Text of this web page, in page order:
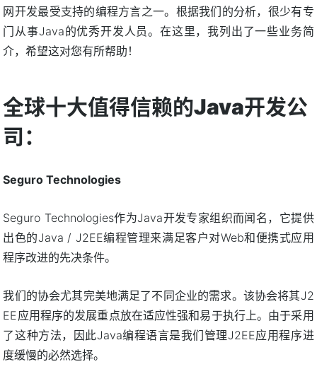
网开发最受支持的编程方言之一。根据我们的分析，很少有专
门从事Java的优秀开发人员。在这里，我列出了一些业务简
介，希望这对您有所帮助！
全球十大值得信赖的Java开发公
司：
Seguro Technologies
Seguro Technologies作为Java开发专家组织而闻名，它提供
出色的Java / J2EE编程管理来满足客户对Web和便携式应用
程序改进的先决条件。
我们的协会尤其完美地满足了不同企业的需求。该协会将其J2
EE应用程序的发展重点放在适应性强和易于执行上。由于采用
了这种方法，因此Java编程语言是我们管理J2EE应用程序进
度缓慢的必然选择。